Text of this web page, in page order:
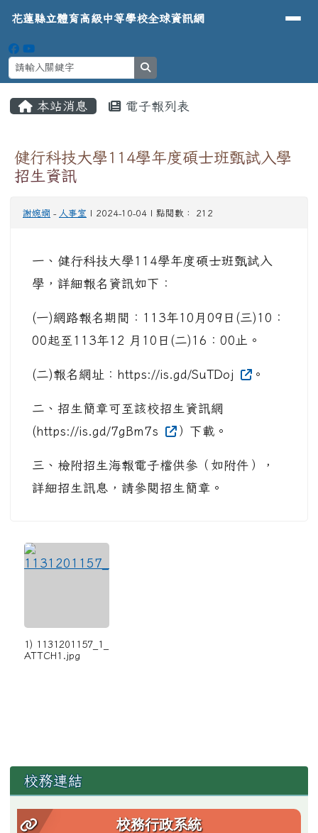
花蓮縣立體育高級中等學校全球資
導覽列
花蓮縣立體育高級中等學校全球資訊網
本站消息 電子報列表
健行科技大學114學年度碩士班甄試入學
招生資訊
謝婉嫻 - 人事室 | 2024-10-04 | 點閱數： 212
一、健行科技大學114學年度碩士班甄試入
學，詳細報名資訊如下：
(一)網路報名期間：113年10月09日(三)10：
00起至113年12 月10日(二)16：00止。
(二)報名網址：https://is.gd/SuTDoj 。
二、招生簡章可至該校招生資訊網
(https://is.gd/7gBm7s
）下載。
三、檢附招生海報電子檔供參（如附件），
詳細招生訊息，請參閱招生簡章。
1) 1131201157_1_
ATTCH1.jpg
左邊區域內容
校務連結
校務行政系統